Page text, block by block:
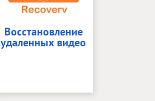
Восстановление
удаленных видео